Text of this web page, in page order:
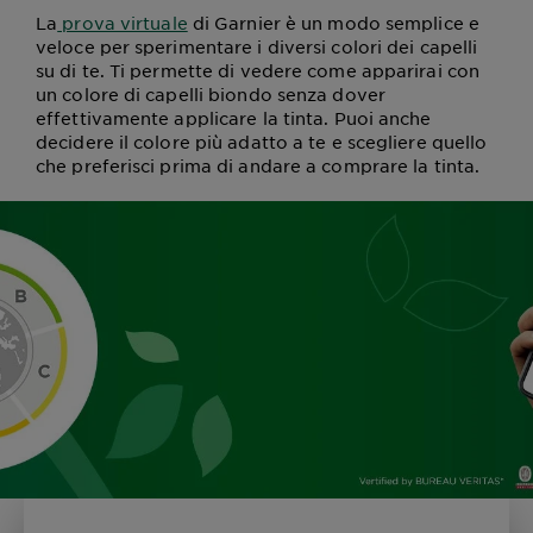
La prova virtuale di Garnier è un modo semplice e
veloce per sperimentare i diversi colori dei capelli
su di te. Ti permette di vedere come apparirai con
un colore di capelli biondo senza dover
effettivamente applicare la tinta. Puoi anche
decidere il colore più adatto a te e scegliere quello
che preferisci prima di andare a comprare la tinta.